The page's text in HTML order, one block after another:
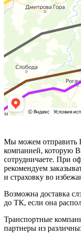
Мы можем отправить
компанией, которую
сотрудничаете. При
рекомендуем
и страховку во
Возможна доставка
до ТК, если она
Транспортные
партнеры из